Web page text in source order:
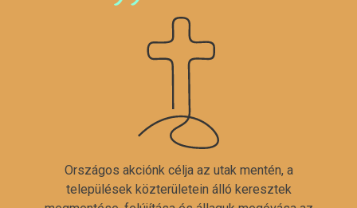
Országos akciónk célja az utak mentén, a
települések közterületein álló keresztek